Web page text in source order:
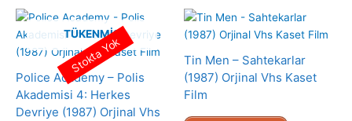
TÜKENMIŞ
Police Academy – Polis
Akademisi 4: Herkes
Devriye (1987) Orjinal Vhs
Stokta Yok
Tin Men – Sahtekarlar
(1987) Orjinal Vhs Kaset
Film